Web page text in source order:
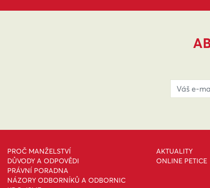
PROČ MANŽELSTVÍ
DŮVODY A ODPOVĚDI
PRÁVNÍ PORADNA
NÁZORY ODBORNÍKŮ A ODBORNIC
AKTUALITY
ONLINE PETICE